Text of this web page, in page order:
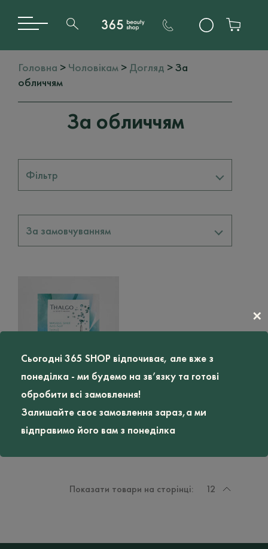
Сьогодні 365 SHOP відпочиває, але вже з
понеділка - ми будемо на зв’язку та готові
обробити всі замовлення!
Залишайте своє замовлення зараз,а ми
відправимо його вам з понеділка
✕
Головна > Чоловікам > Догляд > За
обличчям
За обличчям
Фільтр
BARBA ITALIANA 3
GENTELMEN'S TONIC
THALGO 1
JACK HENRY
2
HOME ME & 365STUDIO 1
MY.ORGANICS 1
Тип Волосся
За замовчуванням
Експрес-маска Миттєве
зволоження THALGO
THIRST QUENCHING
SHOT MASK, 1 шт
Показати товари на сторінці: 12